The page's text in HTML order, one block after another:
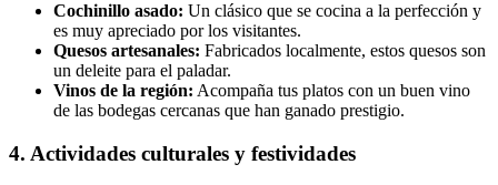
Cochinillo asado: Un clásico que se cocina a la perfección y
es muy apreciado por los visitantes.
Quesos artesanales: Fabricados localmente, estos quesos son
un deleite para el paladar.
Vinos de la región: Acompaña tus platos con un buen vino
de las bodegas cercanas que han ganado prestigio.
4. Actividades culturales y festividades